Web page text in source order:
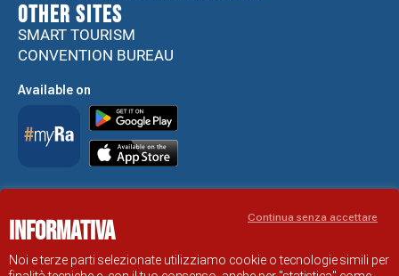
Other sites
SMART TOURISM
CONVENTION BUREAU
Available on
RAVENNA TOURIST INFORMATION OFFICIAL SITE
Informativa
Noi e terze parti selezionate utilizziamo cookie o tecnologie simili per
Continua senza accettare